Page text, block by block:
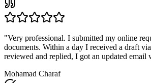
"Very professional. I submitted my online
documents. Within a day I received a draft
reviewed and replied, I got an updated email
Mohamad Charaf